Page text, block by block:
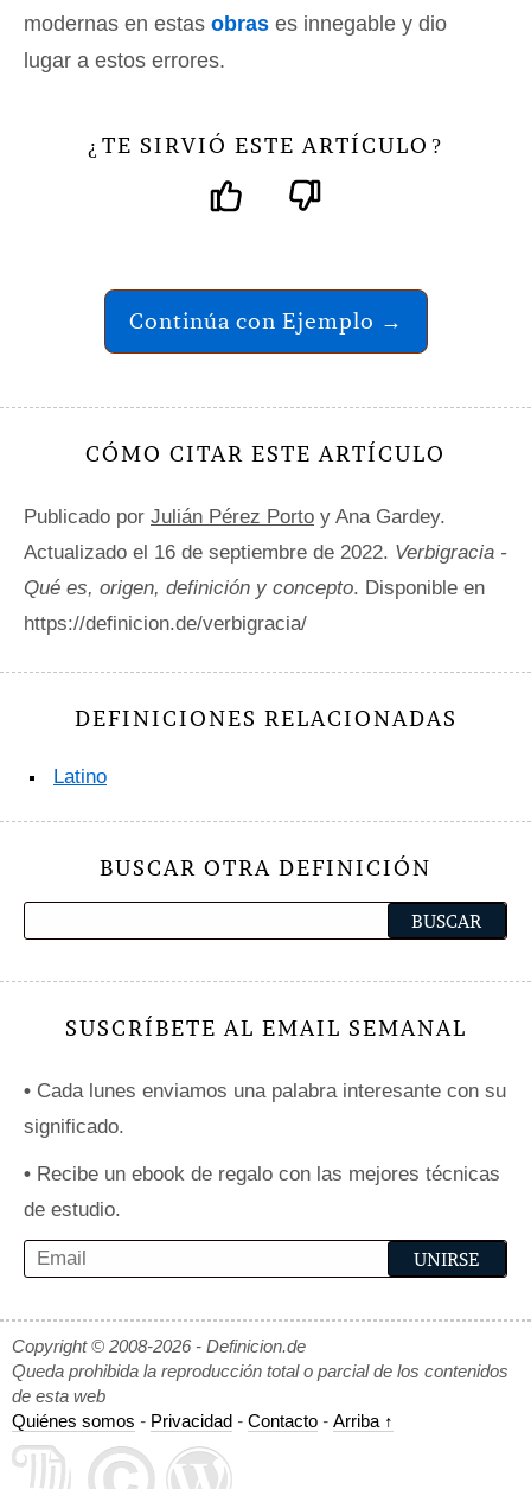
modernas en estas obras es innegable y dio
lugar a estos errores.
¿ TE SIRVIÓ ESTE ARTÍCULO ?
Continúa con Ejemplo →
CÓMO CITAR ESTE ARTÍCULO
Publicado por Julián Pérez Porto y Ana Gardey.
Actualizado el 16 de septiembre de 2022. Verbigracia -
Qué es, origen, definición y concepto. Disponible en
https://definicion.de/verbigracia/
DEFINICIONES RELACIONADAS
Latino
BUSCAR OTRA DEFINICIÓN
SUSCRÍBETE AL EMAIL SEMANAL
• Cada lunes enviamos una palabra interesante con su
significado.
• Recibe un ebook de regalo con las mejores técnicas
de estudio.
Copyright © 2008-2026 - Definicion.de
Queda prohibida la reproducción total o parcial de los contenidos
de esta web
Quiénes somos - Privacidad - Contacto - Arriba ↑